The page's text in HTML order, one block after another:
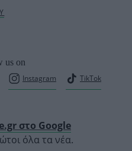
us on
Instagram TikTok
στο Google
όλα τα νέα.